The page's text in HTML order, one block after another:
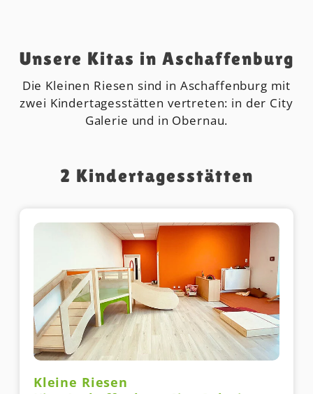
Unsere Kitas in Aschaffenburg
Die Kleinen Riesen sind in Aschaffenburg mit
zwei Kindertagesstätten vertreten: in der City
Galerie und in Obernau.
2 Kindertagesstätten
Kleine Riesen